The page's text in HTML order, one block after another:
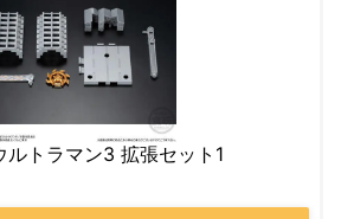
ルトラマン3 拡張セット1